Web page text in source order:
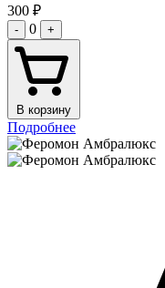
300 ₽
- 0 +
В корзину
Подробнее